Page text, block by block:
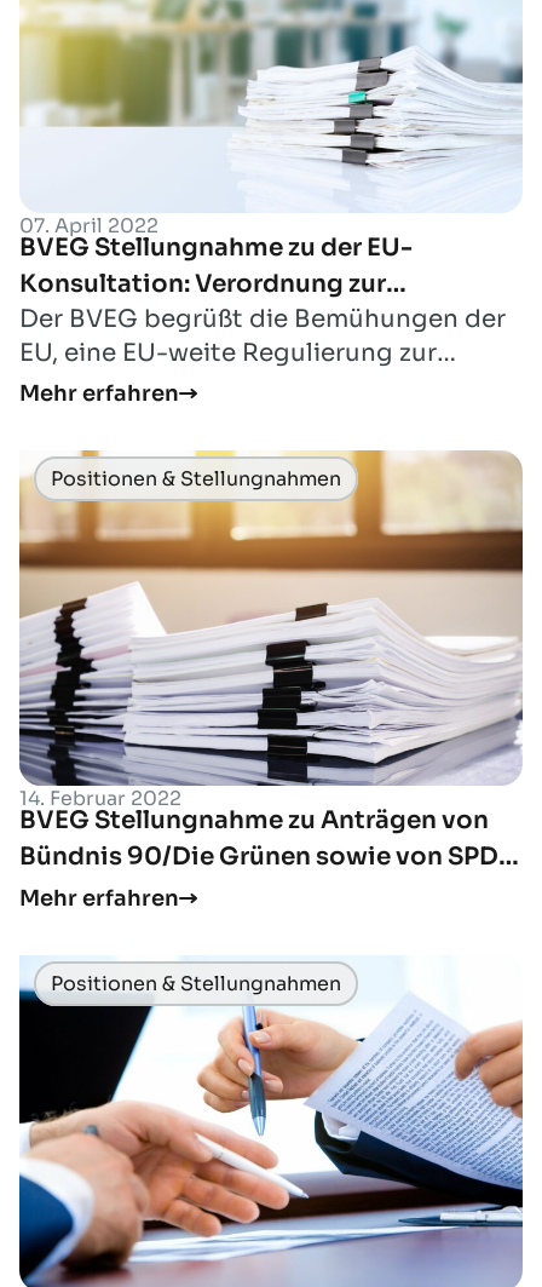
07. April 2022
BVEG Stellungnahme zu der EU-
Konsultation: Verordnung zur
Reduzierung der Methanemissionen im
Energiesektor
Der BVEG begrüßt die Bemühungen der
EU, eine EU-weite Regulierung zur
Vermeidung und Reduzierung von
Mehr erfahren
Positionen & Stellungnahmen
14. Februar 2022
BVEG Stellungnahme zu Anträgen von
Bündnis 90/Die Grünen sowie von SPD
und CDU
Mehr erfahren
Positionen & Stellungnahmen